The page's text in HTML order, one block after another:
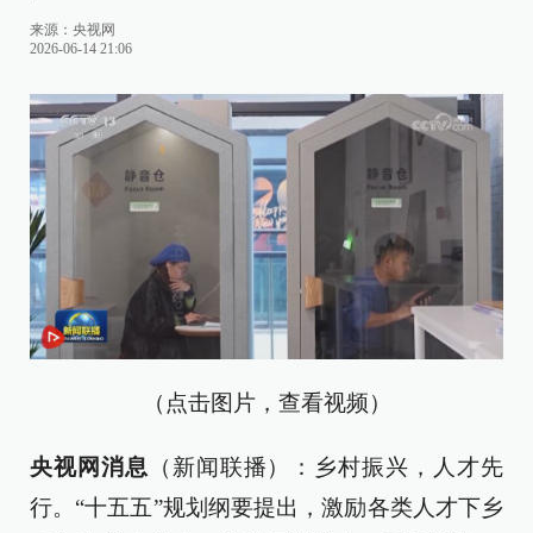
来源： 央视网
2026-06-14 21:06
（点击图片，查看视频）
央视网消息 （新闻联播）：乡村振兴，人才先
行。“十五五”规划纲要提出，激励各类人才下乡